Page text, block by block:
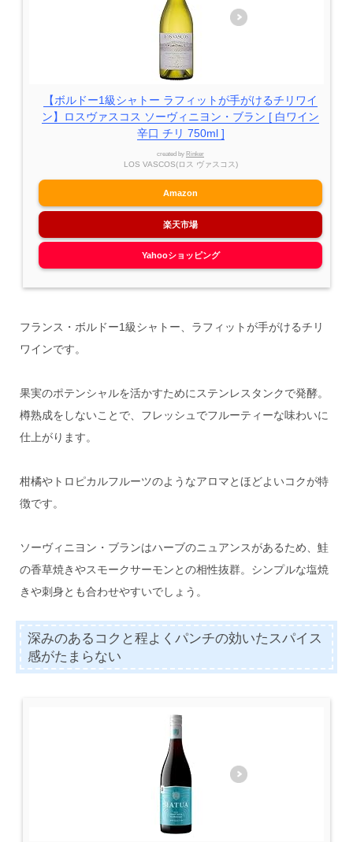
【ボルドー1級シャトー ラフィットが手がけるチリワイ
ン】ロスヴァスコス ソーヴィニヨン・ブラン [ 白ワイン
辛口 チリ 750ml ]
created by Rinker
LOS VASCOS(ロス ヴァスコス)
Amazon
楽天市場
Yahooショッピング
フランス・ボルドー1級シャトー、ラフィットが手がけるチリ
ワインです。
果実のポテンシャルを活かすためにステンレスタンクで発酵。
樽熟成をしないことで、フレッシュでフルーティーな味わいに
仕上がります。
柑橘やトロピカルフルーツのようなアロマとほどよいコクが特
徴です。
ソーヴィニヨン・ブランはハーブのニュアンスがあるため、鮭
の香草焼きやスモークサーモンとの相性抜群。シンプルな塩焼
きや刺身とも合わせやすいでしょう。
深みのあるコクと程よくパンチの効いたスパイス
感がたまらない